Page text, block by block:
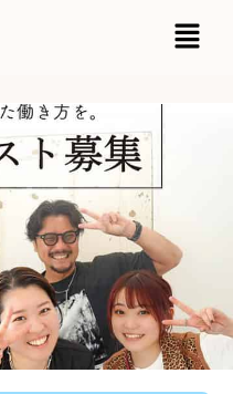
MAIN